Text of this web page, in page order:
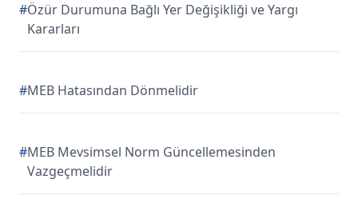
#Özür Durumuna Bağlı Yer Değişikliği ve Yargı
Kararları
#MEB Hatasından Dönmelidir
#MEB Mevsimsel Norm Güncellemesinden
Vazgeçmelidir